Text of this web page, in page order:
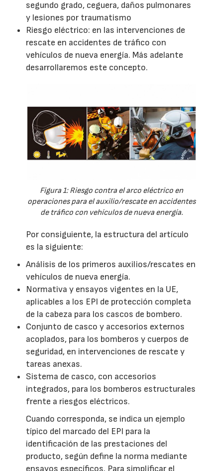
segundo grado, ceguera, daños pulmonares
y lesiones por traumatismo
Riesgo eléctrico: en las intervenciones de
rescate en accidentes de tráfico con
vehículos de nueva energía. Más adelante
desarrollaremos este concepto.
Figura 1: Riesgo contra el arco eléctrico en
operaciones para el auxilio/rescate en accidentes
de tráfico con vehículos de nueva energía.
Por consiguiente, la estructura del artículo
es la siguiente:
Análisis de los primeros auxilios/rescates en
vehículos de nueva energía.
Normativa y ensayos vigentes en la UE,
aplicables a los EPI de protección completa
de la cabeza para los cascos de bombero.
Conjunto de casco y accesorios externos
acoplados, para los bomberos y cuerpos de
seguridad, en intervenciones de rescate y
tareas anexas.
Sistema de casco, con accesorios
integrados, para los bomberos estructurales
frente a riesgos eléctricos.
Cuando corresponda, se indica un ejemplo
típico del marcado del EPI para la
identificación de las prestaciones del
producto, según define la norma mediante